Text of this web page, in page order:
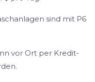
sind mit P6
vor Ort per Kredit-